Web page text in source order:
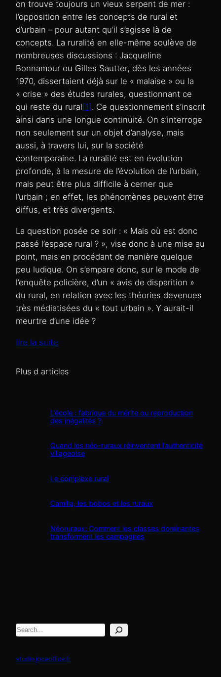
on trouve toujours un vieux serpent de mer :
l’opposition entre les concepts de rural et
d’urbain – pour autant qu’il s’agisse là de
concepts. La ruralité en elle-même soulève de
nombreuses discussions : Jacqueline
Bonnamour ou Gilles Sautter, dès les années
1970, dissertaient déjà sur le « malaise » ou la
« crise » des études rurales, questionnant ce
qui reste du rural[1]. Ce questionnement s’inscrit
ainsi dans une longue continuité. On s’interroge
non seulement sur un objet d’analyse, mais
aussi, à travers lui, sur la société
contemporaine. La ruralité est en évolution
profonde, à la mesure de l’évolution de l’urbain,
mais peut être plus difficile à cerner que
l’urbain ; en effet, les phénomènes peuvent être
diffus, et très divergents.
La question posée ce soir : « Mais où est donc
passé l’espace rural ? », vise donc à une mise au
point, mais en procédant de manière quelque
peu ludique. On s’empare donc, sur le mode de
l’enquête policière, d’un « avis de disparition »
du rural, en relation avec les théories devenues
très médiatisées du « tout urbain ». Y aurait-il
meurtre d’une idée ?
lire la suite
Plus d articles
L’école : fabrique du mérite ou reproduction
des inégalités ?
Quand les néo-ruraux réinventent l’authenticité
villageoise
Le complexe rural
Camilla, les bobos et les ruraux
Néoruraux: Comment les classes dominantes
transforment les campagnes
Rechercher
studio.joceoffice.fr